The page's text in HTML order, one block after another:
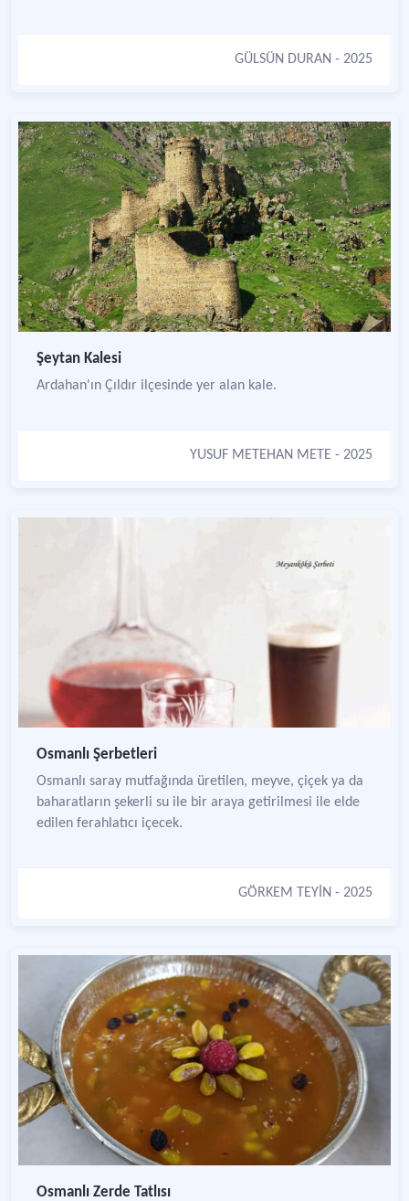
GÜLSÜN DURAN - 2025
Şeytan Kalesi
Ardahan'ın Çıldır ilçesinde yer alan kale.
YUSUF METEHAN METE - 2025
Osmanlı Şerbetleri
Osmanlı saray mutfağında üretilen, meyve, çiçek ya da
baharatların şekerli su ile bir araya getirilmesi ile elde
edilen ferahlatıcı içecek.
GÖRKEM TEYİN - 2025
Osmanlı Zerde Tatlısı